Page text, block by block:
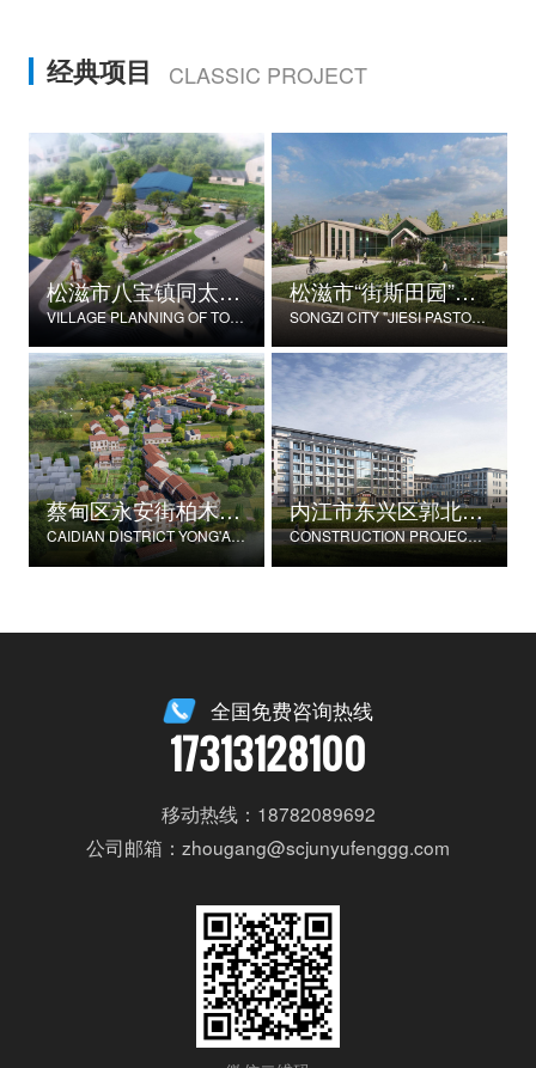
经典项目 CLASSIC PROJECT
松滋市八宝镇同太湖村村庄规划
VILLAGE PLANNING OF TONGTAIHU VILLAGE, BABAO TOWN, SONGZI CITY
松滋市“街斯田园”美丽乡村示范片建设项目
SONGZI CITY "JIESI PASTORAL" BEAUTIFUL RURAL DEMONSTRATION FILM CONSTRUCTION PROJECT
蔡甸区永安街柏木村郭家庄湾省级美丽乡村试点建设项目
CAIDIAN DISTRICT YONG'AN STREET CYPRESS VILLAGE GUOJIAZHUANG BAY PROVINCIAL BEAUTIFUL VILLAGE PILOT CONSTRUCTION PROJECT
内江市东兴区郭北养老服务中心建设项目
CONSTRUCTION PROJECT OF GUOBEI ELDERLY SERVICE CENTER IN DONGXING DISTRICT, NEIJIANG CITY
全国免费咨询热线
17313128100
移动热线：18782089692
公司邮箱：zhougang@scjunyufenggg.com